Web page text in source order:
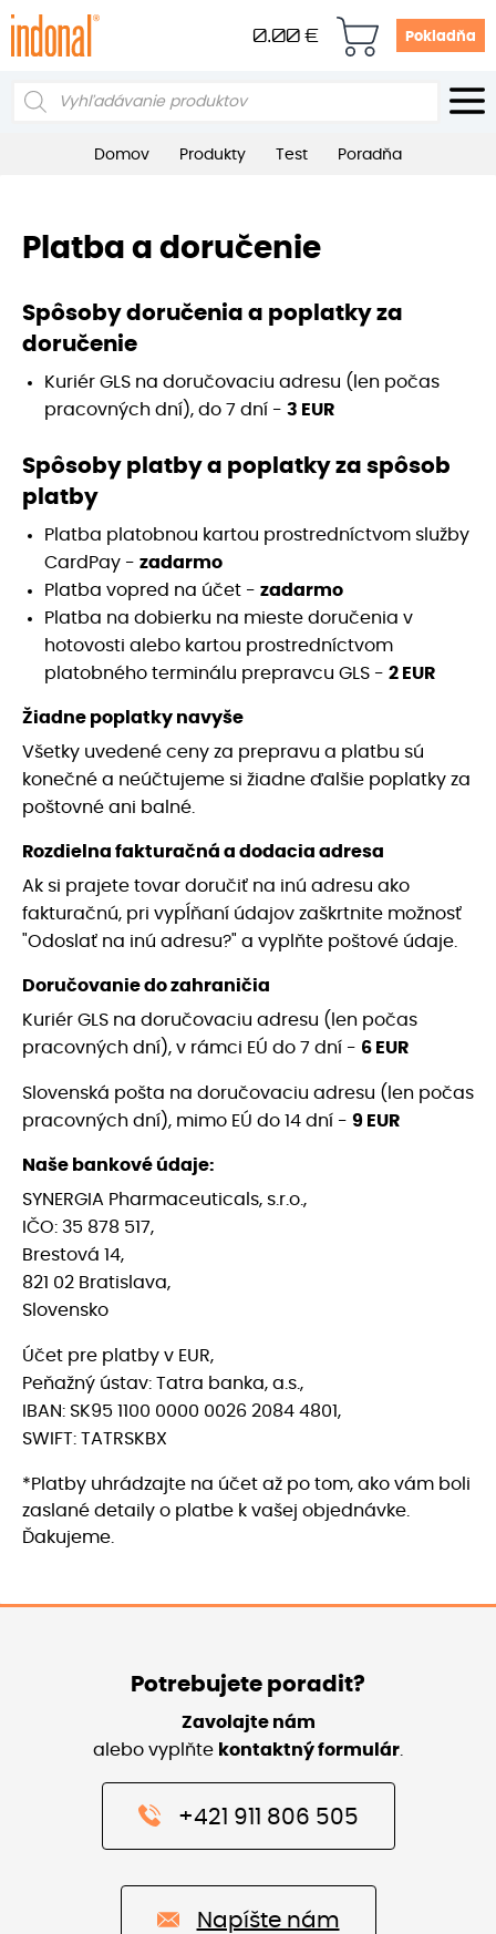
0.00 € Pokladňa
Products
Domov Produkty Test Poradňa
Platba a doručenie
Spôsoby doručenia a poplatky za
doručenie
Kuriér GLS na doručovaciu adresu (len počas
pracovných dní), do 7 dní - 3 EUR
Spôsoby platby a poplatky za spôsob
platby
Platba platobnou kartou prostredníctvom služby
CardPay - zadarmo
Platba vopred na účet - zadarmo
Platba na dobierku na mieste doručenia v
hotovosti alebo kartou prostredníctvom
platobného terminálu prepravcu GLS - 2 EUR
Žiadne poplatky navyše
Všetky uvedené ceny za prepravu a platbu sú
konečné a neúčtujeme si žiadne ďalšie poplatky za
poštovné ani balné.
Rozdielna fakturačná a dodacia adresa
Ak si prajete tovar doručiť na inú adresu ako
fakturačnú, pri vypĺňaní údajov zaškrtnite možnosť
"Odoslať na inú adresu?" a vyplňte poštové údaje.
Doručovanie do zahraničia
Kuriér GLS na doručovaciu adresu (len počas
pracovných dní), v rámci EÚ do 7 dní - 6 EUR
Slovenská pošta na doručovaciu adresu (len počas
pracovných dní), mimo EÚ do 14 dní - 9 EUR
Naše bankové údaje:
SYNERGIA Pharmaceuticals, s.r.o.,
IČO: 35 878 517,
Brestová 14,
821 02 Bratislava,
Slovensko
Účet pre platby v EUR,
Peňažný ústav: Tatra banka, a.s.,
IBAN: SK95 1100 0000 0026 2084 4801,
SWIFT: TATRSKBX
*Platby uhrádzajte na účet až po tom, ako vám boli
zaslané detaily o platbe k vašej objednávke.
Ďakujeme.
Potrebujete poradit?
Zavolajte nám
alebo vyplňte kontaktný formulár
+421 911 806 505
Napíšte nám